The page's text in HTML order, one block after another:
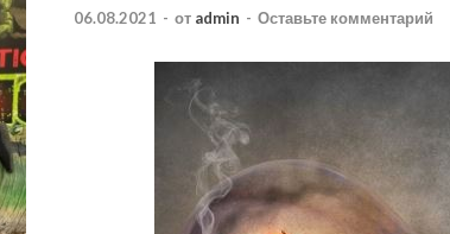
06.08.2021 - от admin - Оставьте комментарий